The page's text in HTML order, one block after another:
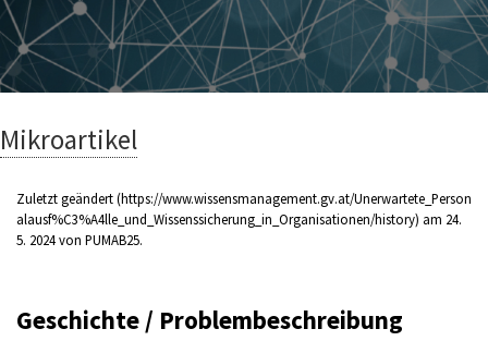
Mikroartikel
Zuletzt geändert
am 24.
5. 2024 von PUMAB25.
Geschichte / Problembeschreibung